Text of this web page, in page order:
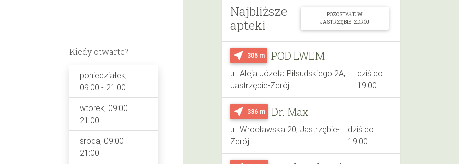
Najbliższe
apteki
POZOSTAŁE W
JASTRZĘBIE-ZDRÓJ
near_me 305 m POD LWEM
ul. Aleja Józefa Piłsudskiego 2A,
Jastrzębie-Zdrój
dziś do
19:00
near_me 336 m Dr. Max
ul. Wrocławska 20, Jastrzębie-
Zdrój
dziś do
19:00
Kiedy otwarte?
poniedziałek,
09:00 - 21:00
wtorek, 09:00 -
21:00
środa, 09:00 -
21:00